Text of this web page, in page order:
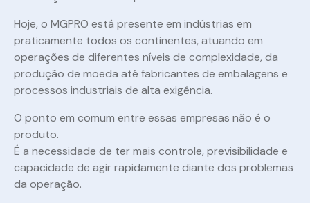
Hoje, o MGPRO está presente em indústrias em
praticamente todos os continentes, atuando em
operações de diferentes níveis de complexidade, da
produção de moeda até fabricantes de embalagens e
processos industriais de alta exigência.
O ponto em comum entre essas empresas não é o
produto.
É a necessidade de ter mais controle, previsibilidade e
capacidade de agir rapidamente diante dos problemas
da operação.